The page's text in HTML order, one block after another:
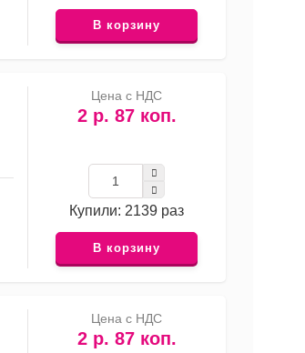
В корзину
Цена с НДС
2 р. 87 коп.
Купили: 2139 раз
В корзину
Цена с НДС
2 р. 87 коп.